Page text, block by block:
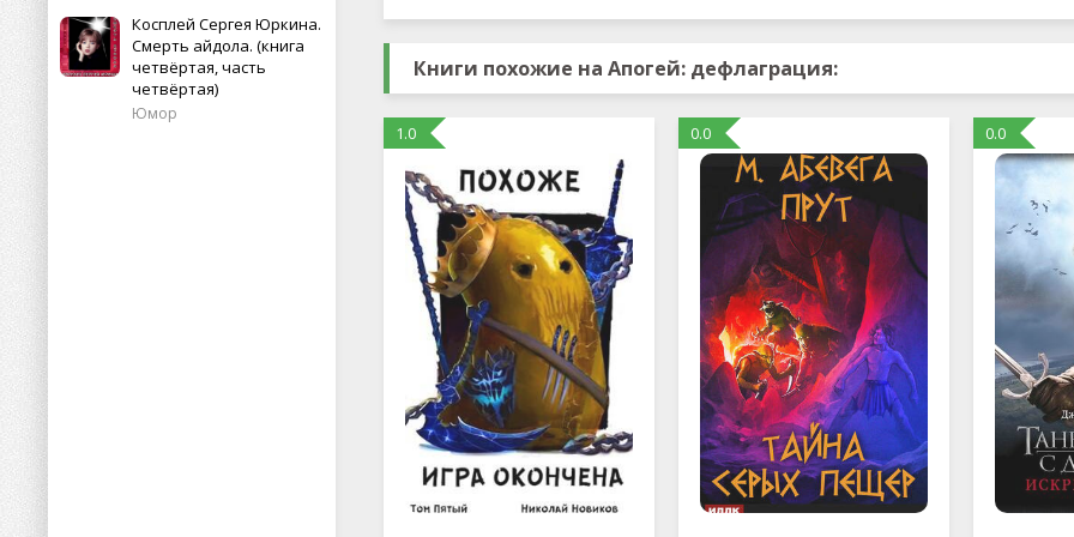
Косплей Сергея Юркина.
Смерть айдола. (книга
четвёртая, часть
четвёртая)
Юмор
Книги похожие на Апогей: дефлаграция:
1.0 0.0 0.0